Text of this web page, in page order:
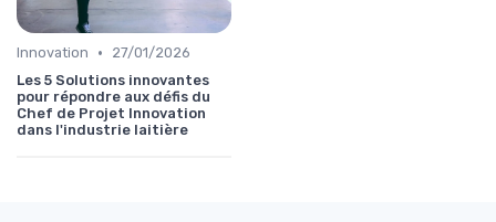
Innovation •
27/01/2026
Les 5 Solutions innovantes
pour répondre aux défis du
Chef de Projet Innovation
dans l'industrie laitière